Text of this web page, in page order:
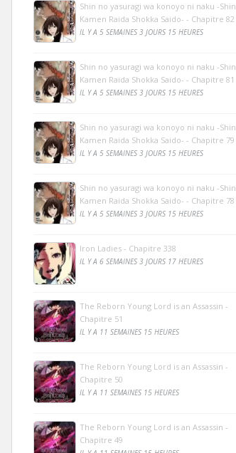
Shin no yasuragi wa konoyo ni naku -Shin
Kamen Raida Shokka Saido- - Chapitre 82
IL Y A 5 SEMAINES 3 JOURS 15 HEURES
Shin no yasuragi wa konoyo ni naku -Shin
Kamen Raida Shokka Saido- - Chapitre 81
IL Y A 5 SEMAINES 3 JOURS 15 HEURES
Shin no yasuragi wa konoyo ni naku -Shin
Kamen Raida Shokka Saido- - Chapitre 79
IL Y A 5 SEMAINES 3 JOURS 15 HEURES
Shin no yasuragi wa konoyo ni naku -Shin
Kamen Raida Shokka Saido- - Chapitre 78
IL Y A 5 SEMAINES 3 JOURS 15 HEURES
Iron Ladies - Chapitre 338
IL Y A 6 SEMAINES 3 JOURS 17 HEURES
The Reborn Young Lord is an Assassin -
Chapitre 51
IL Y A 11 SEMAINES 15 HEURES
The Reborn Young Lord is an Assassin -
Chapitre 50
IL Y A 11 SEMAINES 15 HEURES
The Reborn Young Lord is an Assassin -
Chapitre 49